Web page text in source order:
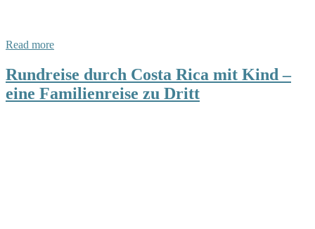
Read more
Rundreise durch Costa Rica mit Kind –
eine Familienreise zu Dritt